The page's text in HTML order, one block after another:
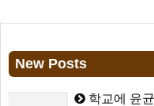
New Posts
학교에 윤